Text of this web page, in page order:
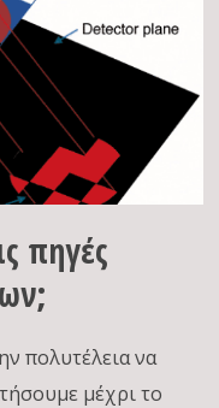
πηγές
πολυτέλεια να
μέχρι το